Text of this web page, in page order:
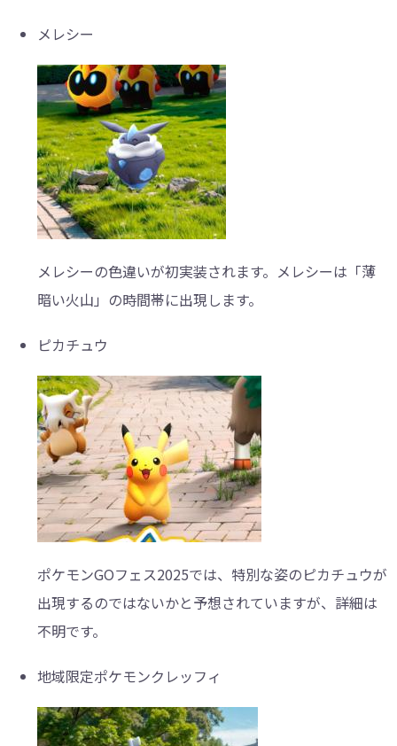
メレシー
メレシーの色違いが初実装されます。メレシーは「薄
暗い火山」の時間帯に出現します。
ピカチュウ
ポケモンGOフェス2025では、特別な姿のピカチュウが
出現するのではないかと予想されていますが、詳細は
不明です。
地域限定ポケモンクレッフィ